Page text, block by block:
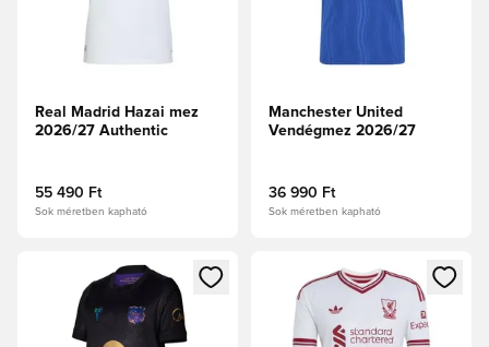
Real Madrid Hazai mez
2026/27 Authentic
55 490 Ft
Sok méretben kapható
Manchester United
Vendégmez 2026/27
36 990 Ft
Sok méretben kapható
Megnyit egy modált a bejelentkezéshez vagy a tagként
Megnyit egy modált a